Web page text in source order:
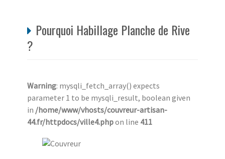
Pourquoi Habillage Planche de Rive
?
Warning: mysqli_fetch_array() expects
parameter 1 to be mysqli_result, boolean given
in /home/www/vhosts/couvreur-artisan-
44.fr/httpdocs/ville4.phpon line 411